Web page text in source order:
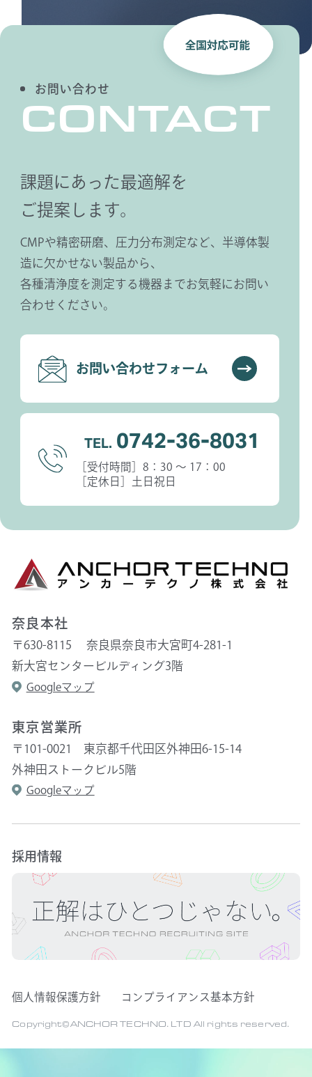
お問い合わせ
CONTACT
課題にあった最適解を
ご提案します。
CMPや精密研磨、圧力分布測定など、半導体製
造に欠かせない製品から、
各種清浄度を測定する機器までお気軽にお問い
合わせください。
お問い合わせフォーム
TEL. 0742-36-8031
［受付時間］8：30 〜 17：00
［定休日］土日祝日
奈良本社
〒630-8115 奈良県奈良市大宮町4-281-1
新大宮センタービルディング3階
Googleマップ
東京営業所
〒101-0021 東京都千代田区外神田6-15-14
外神田ストークビル5階
Googleマップ
採用情報
個人情報保護方針 コンプライアンス基本方針
Copyright©ANCHOR TECHNO. LTD All rights reserved.